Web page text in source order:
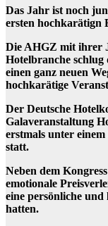
Das Jahr ist noch
ersten hochkarätign
Die AHGZ mit ihrer
Hotelbranche schlug
einen ganz neuen
hochkarätige
Der Deutsche
Galaveranstaltung
erstmals unter
statt.
Neben dem
emotionale
eine persönliche
hatten.